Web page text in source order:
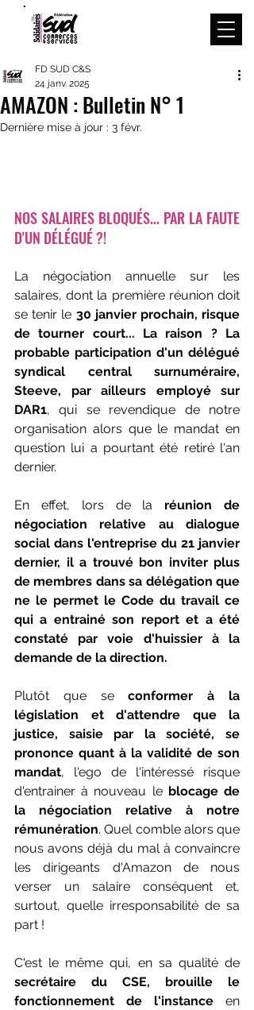
AMAZON : Bulletin N° 1
FD SUD C&S
24 janv. 2025
Dernière mise à jour : 3 févr.
NOS SALAIRES BLOQUÉS... PAR LA FAUTE
D'UN DÉLÉGUÉ ?!
La négociation annuelle sur les
salaires, dont la première réunion doit
se tenir le 30 janvier prochain, risque
de tourner court... La raison ? La
probable participation d'un délégué
syndical central surnuméraire,
Steeve, par ailleurs employé sur
DAR1, qui se revendique de notre
organisation alors que le mandat en
question lui a pourtant été retiré l'an
dernier.
En effet, lors de la réunion de
négociation relative au dialogue
social dans l'entreprise du 21 janvier
dernier, il a trouvé bon inviter plus
de membres dans sa délégation que
ne le permet le Code du travail ce
qui a entrainé son report et a été
constaté par voie d'huissier à la
demande de la direction.
Plutôt que se conformer à la
législation et d'attendre que la
justice, saisie par la société, se
prononce quant à la validité de son
mandat, l'ego de l'intéressé risque
d'entrainer à nouveau le blocage de
la négociation relative à notre
rémunération. Quel comble alors que
nous avons déjà du mal à convaincre
les dirigeants d'Amazon de nous
verser un salaire conséquent et,
surtout, quelle irresponsabilité de sa
part !
secrétaire du CSE, brouille le
fonctionnement de l'instance en